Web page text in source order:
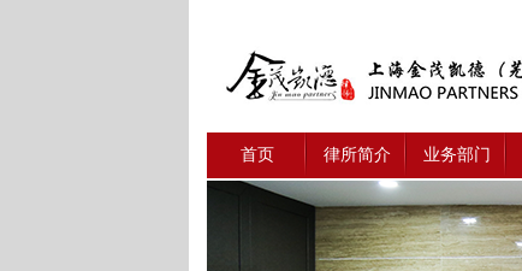
首页 律所简介 业务部门